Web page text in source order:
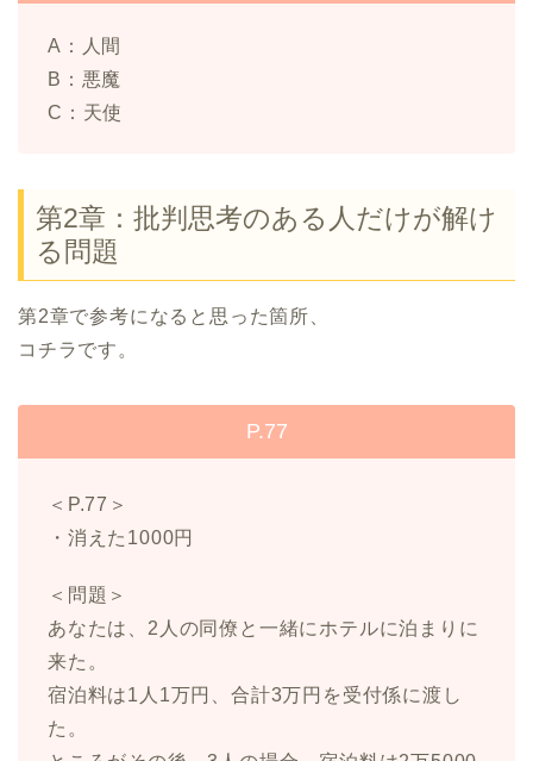
A：人間
B：悪魔
C：天使
第2章：批判思考のある人だけが解け
る問題
第2章で参考になると思った箇所、
コチラです。
P.77
＜P.77＞
・消えた1000円
＜問題＞
あなたは、2人の同僚と一緒にホテルに泊まりに
来た。
宿泊料は1人1万円、合計3万円を受付係に渡し
た。